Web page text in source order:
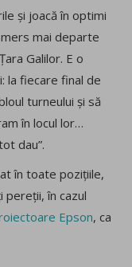
și joacă în optimi
mai departe
Galilor. E o
la fiecare final de
turneului și să
în locul lor…
dau”.
în toate pozițiile,
pereții, în cazul
Epson, ca